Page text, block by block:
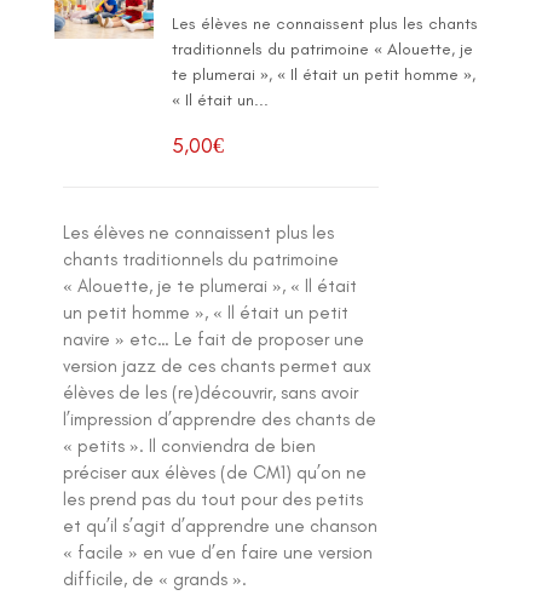
Les élèves ne connaissent plus les chants
traditionnels du patrimoine « Alouette, je
te plumerai », « Il était un petit homme »,
« Il était un...
5,00€
Les élèves ne connaissent plus les
chants traditionnels du patrimoine
« Alouette, je te plumerai », « Il était
un petit homme », « Il était un petit
navire » etc… Le fait de proposer une
version jazz de ces chants permet aux
élèves de les (re)découvrir, sans avoir
l’impression d’apprendre des chants de
« petits ». Il conviendra de bien
préciser aux élèves (de CM1) qu’on ne
les prend pas du tout pour des petits
et qu’il s’agit d’apprendre une chanson
« facile » en vue d’en faire une version
difficile, de « grands ».